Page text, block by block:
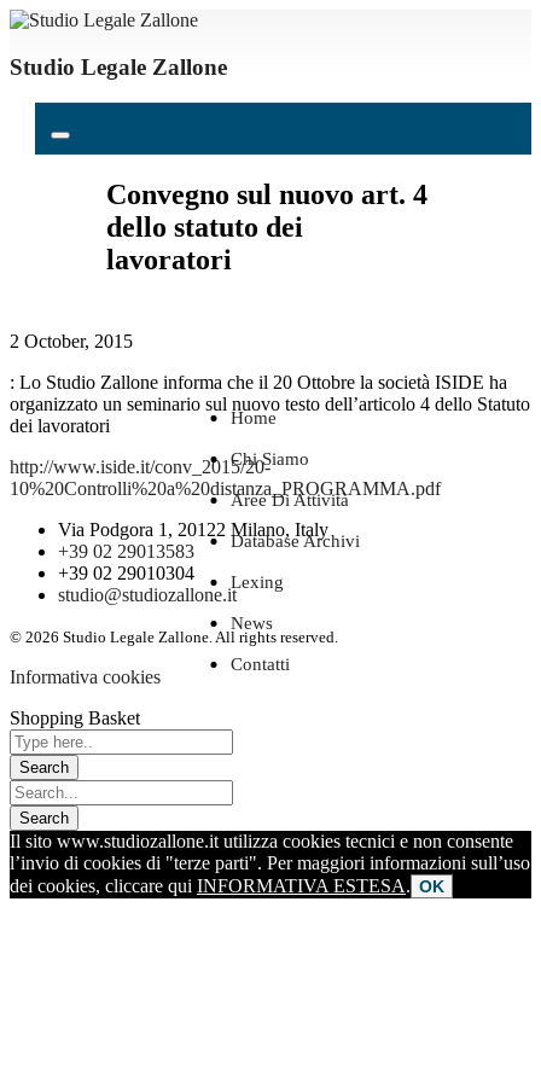
Studio Legale Zallone
Home
Chi Siamo
Aree Di Attività
Database Archivi
Lexing
News
Contatti
Convegno sul nuovo art. 4
dello statuto dei
lavoratori
2 October, 2015
: Lo Studio Zallone informa che il 20 Ottobre la società ISIDE ha
organizzato un seminario sul nuovo testo dell’articolo 4 dello Statuto
dei lavoratori
http://www.iside.it/conv_2015/20-
10%20Controlli%20a%20distanza_PROGRAMMA.pdf
Via Podgora 1, 20122 Milano, Italy
+39 02 29013583
+39 02 29010304
studio@studiozallone.it
© 2026 Studio Legale Zallone. All rights reserved.
Informativa cookies
Shopping Basket
Il sito www.studiozallone.it utilizza cookies tecnici e non consente
l’invio di cookies di "terze parti". Per maggiori informazioni sull’uso
dei cookies, cliccare qui INFORMATIVA ESTESA. OK